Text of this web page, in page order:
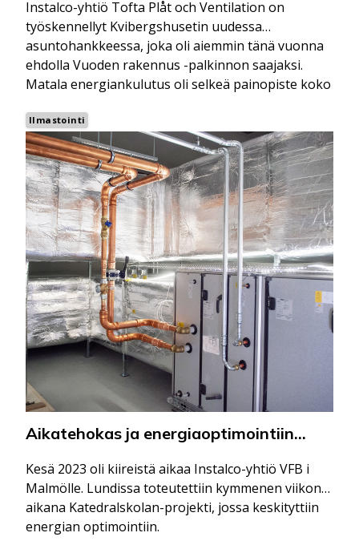
Instalco-yhtiö Tofta Plåt och Ventilation on
työskennellyt Kvibergshusetin uudessa
asuntohankkeessa, joka oli aiemmin tänä vuonna
ehdolla Vuoden rakennus -palkinnon saajaksi.
Matala energiankulutus oli selkeä painopiste koko
Ilmastointi
Aikatehokas ja energiaoptimointiin
Kesä 2023 oli kiireistä aikaa Instalco-yhtiö VFB i
Malmölle. Lundissa toteutettiin kymmenen viikon
aikana Katedralskolan-projekti, jossa keskityttiin
energian optimointiin.